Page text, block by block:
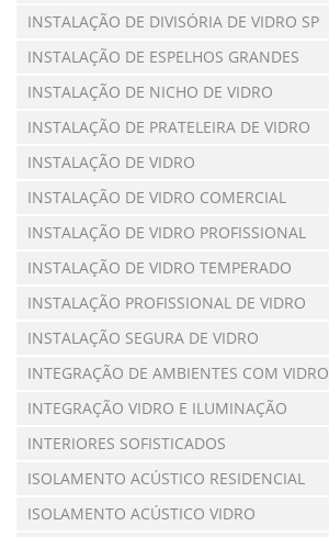
INSTALAÇÃO DE DIVISÓRIA DE VIDRO SP
INSTALAÇÃO DE ESPELHOS GRANDES
INSTALAÇÃO DE NICHO DE VIDRO
INSTALAÇÃO DE PRATELEIRA DE VIDRO
INSTALAÇÃO DE VIDRO
INSTALAÇÃO DE VIDRO COMERCIAL
INSTALAÇÃO DE VIDRO PROFISSIONAL
INSTALAÇÃO DE VIDRO TEMPERADO
INSTALAÇÃO PROFISSIONAL DE VIDRO
INSTALAÇÃO SEGURA DE VIDRO
INTEGRAÇÃO DE AMBIENTES COM VIDRO
INTEGRAÇÃO VIDRO E ILUMINAÇÃO
INTERIORES SOFISTICADOS
ISOLAMENTO ACÚSTICO RESIDENCIAL
ISOLAMENTO ACÚSTICO VIDRO